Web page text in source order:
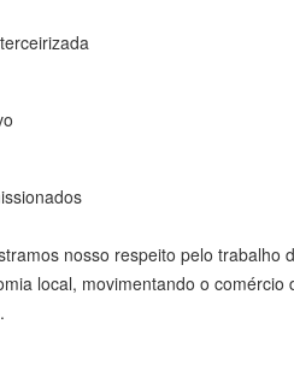
nosso respeito pelo trabalho
local, movimentando o comércio